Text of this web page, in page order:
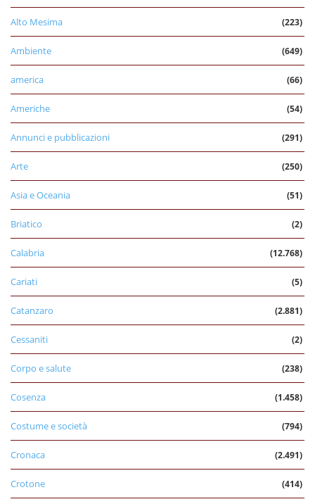
Alto Mesima (223)
Ambiente (649)
america (66)
Americhe (54)
Annunci e pubblicazioni (291)
Arte (250)
Asia e Oceania (51)
Briatico (2)
Calabria (12.768)
Cariati (5)
Catanzaro (2.881)
Cessaniti (2)
Corpo e salute (238)
Cosenza (1.458)
Costume e società (794)
Cronaca (2.491)
Crotone (414)